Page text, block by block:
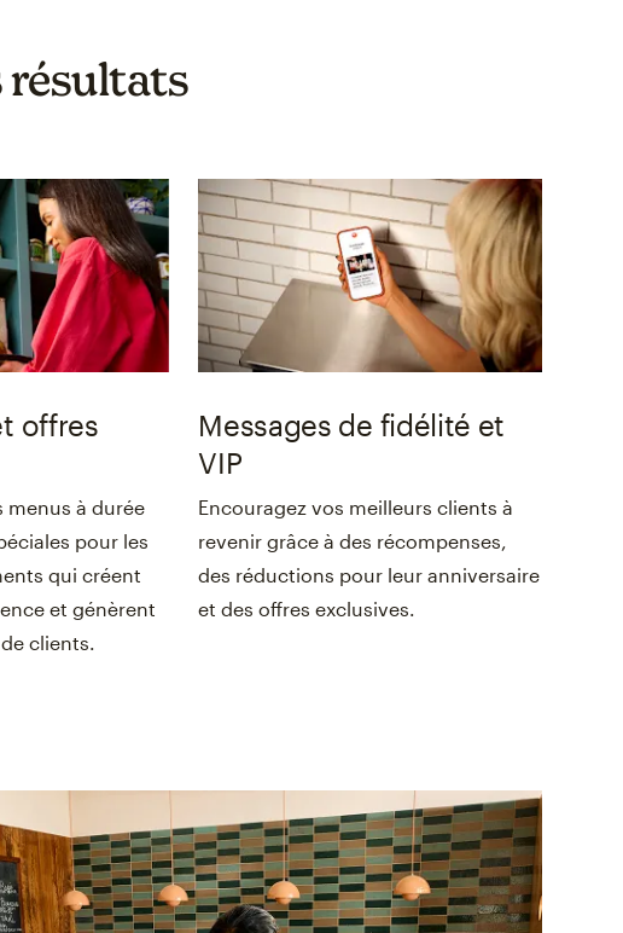
résultats
offres
menus à durée
pour les
qui créent
et génèrent
clients.
Messages de fidélité et
VIP
Encouragez vos meilleurs clients à
revenir grâce à des récompenses,
des réductions pour leur anniversaire
et des offres exclusives.